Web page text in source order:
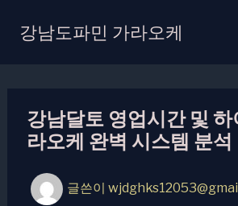
강남도파민 가라오케
강남달토 영업시간 및
라오케 완벽 시스템 분석
글쓴이